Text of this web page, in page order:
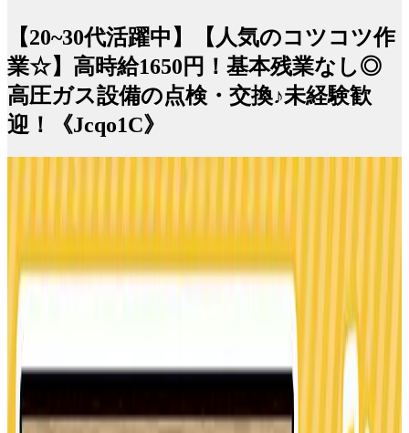
【20~30代活躍中】【人気のコツコツ作
業☆】高時給1650円！基本残業なし◎
高圧ガス設備の点検・交換♪未経験歓
迎！《Jcqo1C》